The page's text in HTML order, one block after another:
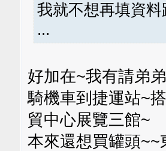
我就不想再填資
...
好加在~我有請弟
騎機車到捷運站~
貿中心展覽三館~
本來還想買罐頭